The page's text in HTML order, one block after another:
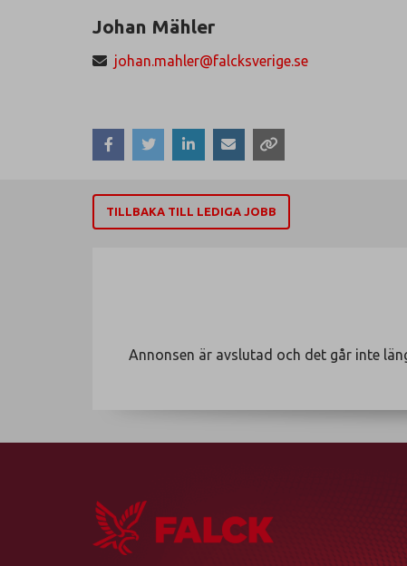
Johan Mähler
johan.mahler@falcksverige.se
TILLBAKA TILL LEDIGA JOBB
Annonsen är avslutad och det går inte